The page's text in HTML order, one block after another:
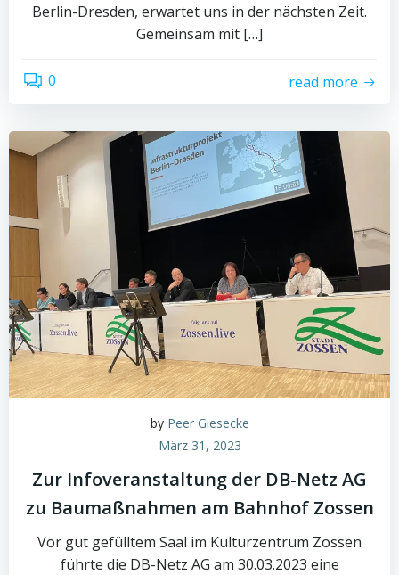
Berlin-Dresden, erwartet uns in der nächsten Zeit.
Gemeinsam mit […]
0 read more
by Peer Giesecke
März 31, 2023
Zur Infoveranstaltung der DB-Netz AG
zu Baumaßnahmen am Bahnhof Zossen
Vor gut gefülltem Saal im Kulturzentrum Zossen
führte die DB-Netz AG am 30.03.2023 eine